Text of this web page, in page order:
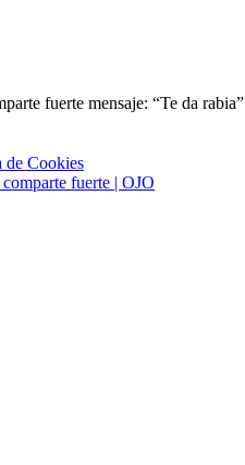
fuerte mensaje: “Te da rabia”
de Cookies